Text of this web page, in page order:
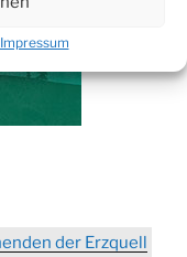
Impressum
der Erzquell